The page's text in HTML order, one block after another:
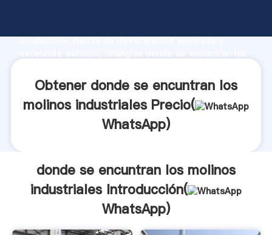
producción, fuerza de investigación avanzada y
valores a todos los clientes.
Obtener donde se encuntran los
molinos industriales Precio(
WhatsApp)
donde se encuntran los molinos
industriales Introducción(
WhatsApp)